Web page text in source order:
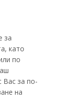
за
като
по
Вас за по-
на